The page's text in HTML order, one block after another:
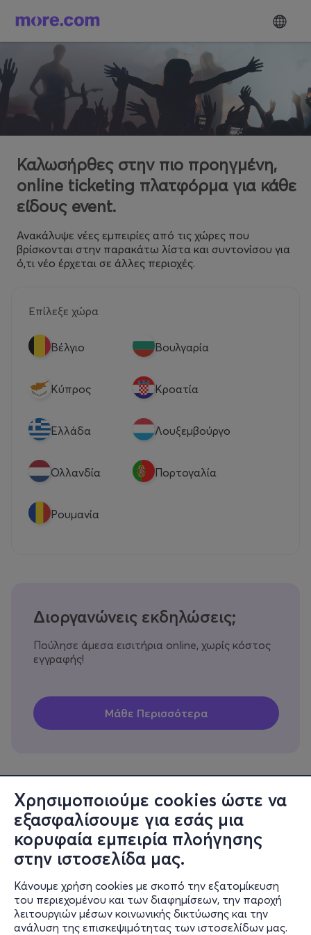
Χρησιμοποιούμε cookies ώστε να
εξασφαλίσουμε για εσάς μια
κορυφαία εμπειρία πλοήγησης
στην ιστοσελίδα μας.
Κάνουμε χρήση cookies με σκοπό την εξατομίκευση
του περιεχομένου και των διαφημίσεων, την παροχή
λειτουργιών μέσων κοινωνικής δικτύωσης και την
ανάλυση της επισκεψιμότητας των ιστοσελίδων μας.
Καλωσήρθες στην πιο προηγμένη,
online ticketing πλατφόρμα για κάθε
είδους event.
Ανακάλυψε νέες εμπειρίες από τις χώρες που
βρίσκονται στην παρακάτω λίστα και συντονίσου για
ό,τι νέο έρχεται σε άλλες περιοχές.
Επίλεξε χώρα
Βέλγιο Βουλγαρία
Κύπρος Κροατία
Eλλάδα Λουξεμβούργο
Ολλανδία Πορτογαλία
Ρουμανία
Διοργανώνεις εκδηλώσεις;
Πούλησε άμεσα εισιτήρια online, χωρίς κόστος
εγγραφής!
Πληροφορίες
Υποστήριξη
Stay Connected